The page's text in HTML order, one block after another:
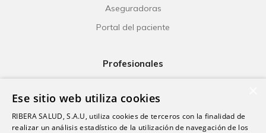
Aseguradoras
Portal del paciente
Profesionales
Investigación
Formación
Ese sitio web utiliza cookies
RIBERA SALUD, S.A.U, utiliza cookies de terceros con la finalidad de
realizar un análisis estadístico de la utilización de navegación de los